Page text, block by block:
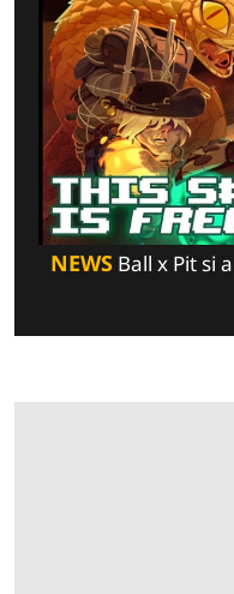
NEWS Ball x Pit si